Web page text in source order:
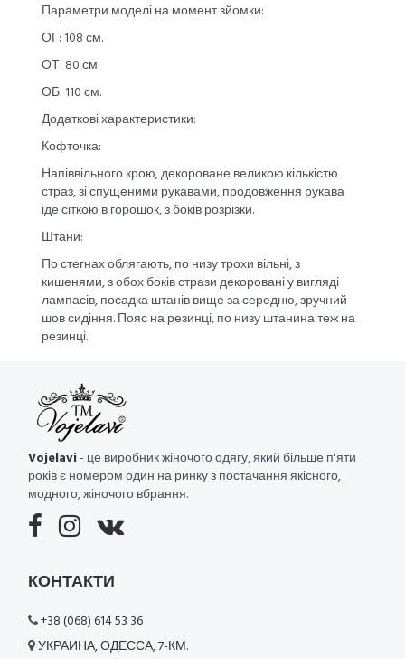
Параметри моделі на момент зйомки:
ОГ: 108 см.
ОТ: 80 см.
ОБ: 110 см.
Додаткові характеристики:
Кофточка:
Напіввільного крою, декороване великою кількістю
страз, зі спущеними рукавами, продовження рукава
іде сіткою в горошок, з боків розрізки.
Штани:
По стегнах облягають, по низу трохи вільні, з
кишенями, з обох боків стрази декоровані у вигляді
лампасів, посадка штанів вище за середню, зручний
шов сидіння. Пояс на резинці, по низу штанина теж на
резинці.
Vojelavi- це виробник жіночого одягу, який більше п'яти
років є номером один на ринку з постачання якісного,
модного, жіночого вбрання.
КОНТАКТИ
+38 (068) 614 53 36
УКРАИНА, ОДЕССА, 7-КМ.